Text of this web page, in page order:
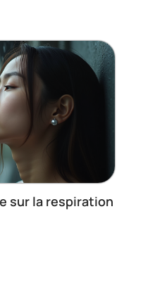
sur la respiration